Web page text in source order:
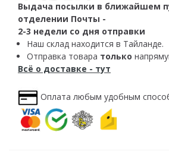
Выдача посылки в ближайшем
отделении Почты -
2-3 недели со дня отправки
Наш склад находится в Тайланде.
Отправка товара только
Всё о доставке - тут
Оплата любым удобным